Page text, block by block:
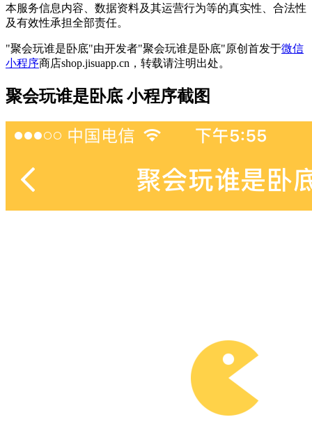
本服务信息内容、数据资料及其运营行为等的真实性、合法性
及有效性承担全部责任。
"聚会玩谁是卧底"由开发者"聚会玩谁是卧底"原创首发于微信
小程序商店shop.jisuapp.cn，转载请注明出处。
聚会玩谁是卧底 小程序截图